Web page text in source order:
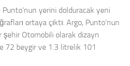
yerini dolduracak yeni
ortaya çıktı. Argo, Punto’nun
şehir Otomobili olarak dizayn
72 beygir ve 1.3 litrelik 101